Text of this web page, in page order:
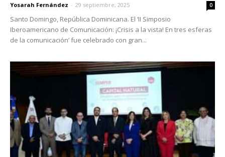
Yosarah Fernández - 29 septiembre, 2025 0
Santo Domingo, República Dominicana. El ‘II Simposio
Iberoamericano de Comunicación: ¡Crisis a la vista! En tres esferas
de la comunicación’ fue celebrado con gran...